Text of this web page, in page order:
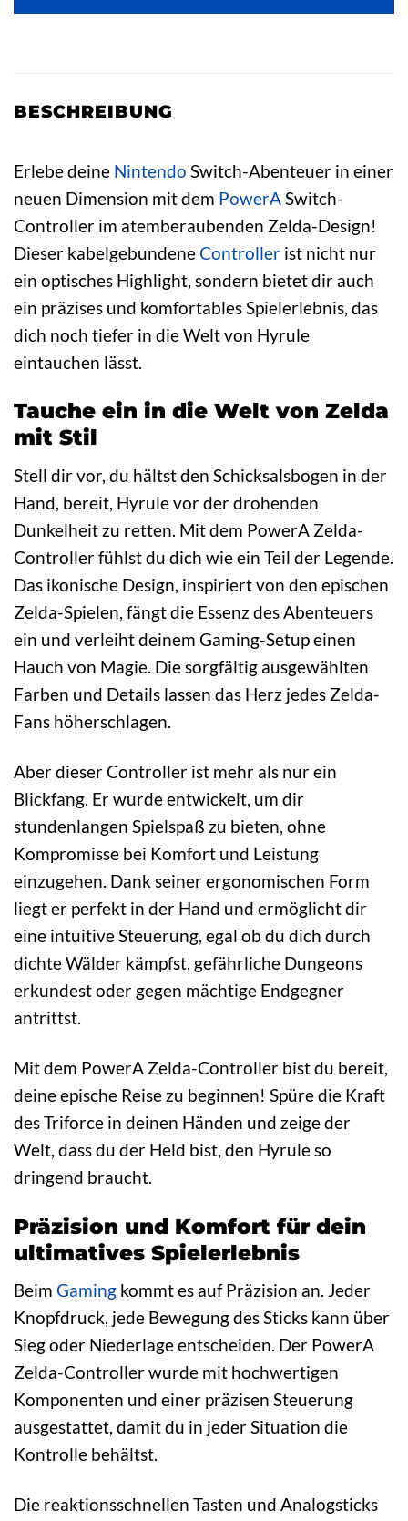
BESCHREIBUNG
Erlebe deine Nintendo Switch-Abenteuer in einer
neuen Dimension mit dem PowerA Switch-
Controller im atemberaubenden Zelda-Design!
Dieser kabelgebundeneController ist nicht nur
ein optisches Highlight, sondern bietet dir auch
ein präzises und komfortables Spielerlebnis, das
dich noch tiefer in die Welt von Hyrule
eintauchen lässt.
Tauche ein in die Welt von Zelda
mit Stil
Stell dir vor, du hältst den Schicksalsbogen in der
Hand, bereit, Hyrule vor der drohenden
Dunkelheit zu retten. Mit dem PowerA Zelda-
Controller fühlst du dich wie ein Teil der Legende.
Das ikonische Design, inspiriert von den epischen
Zelda-Spielen, fängt die Essenz des Abenteuers
ein und verleiht deinem Gaming-Setup einen
Hauch von Magie. Die sorgfältig ausgewählten
Farben und Details lassen das Herz jedes Zelda-
Fans höherschlagen.
Aber dieser Controller ist mehr als nur ein
Blickfang. Er wurde entwickelt, um dir
stundenlangen Spielspaß zu bieten, ohne
Kompromisse bei Komfort und Leistung
einzugehen. Dank seiner ergonomischen Form
liegt er perfekt in der Hand und ermöglicht dir
eine intuitive Steuerung, egal ob du dich durch
dichte Wälder kämpfst, gefährliche Dungeons
erkundest oder gegen mächtige Endgegner
antrittst.
Mit dem PowerA Zelda-Controller bist du bereit,
deine epische Reise zu beginnen! Spüre die Kraft
des Triforce in deinen Händen und zeige der
Welt, dass du der Held bist, den Hyrule so
dringend braucht.
Präzision und Komfort für dein
ultimatives Spielerlebnis
Beim Gaming kommt es auf Präzision an. Jeder
Knopfdruck, jede Bewegung des Sticks kann über
Sieg oder Niederlage entscheiden. Der PowerA
Zelda-Controller wurde mit hochwertigen
Komponenten und einer präzisen Steuerung
ausgestattet, damit du in jeder Situation die
Kontrolle behältst.
Die reaktionsschnellen Tasten und Analogsticks